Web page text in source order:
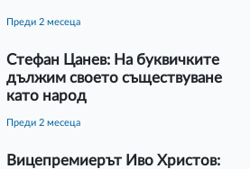
преди 2 месеца
Стефан Цанев: На буквичките
дължим своето съществуване
като народ
преди 2 месеца
Вицепремиерът Иво Христов: